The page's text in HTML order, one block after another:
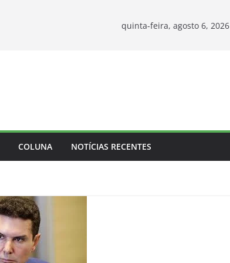
quinta-feira, agosto 6, 2026
COLUNA NOTÍCIAS RECENTES